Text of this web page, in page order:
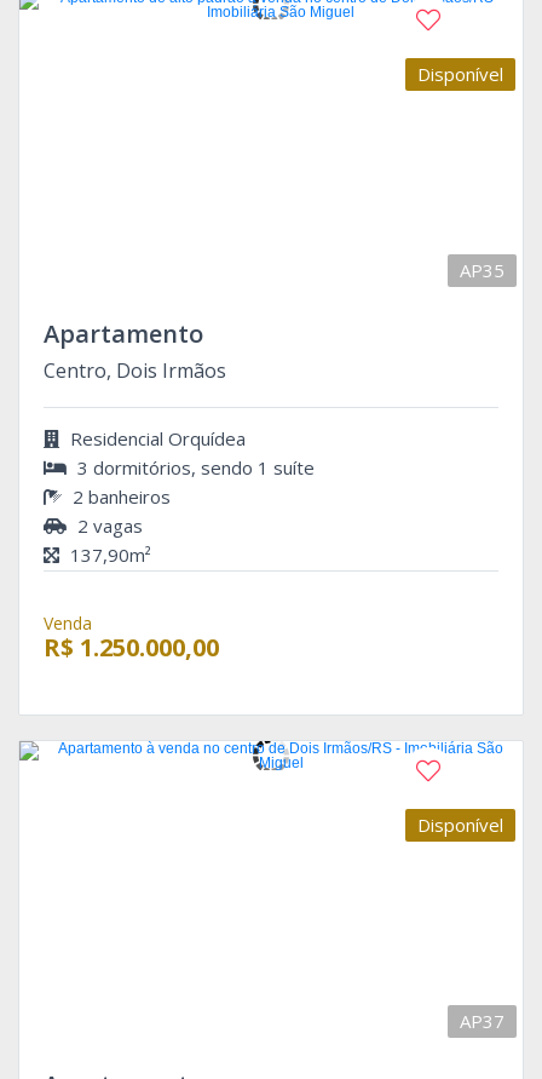
Disponível
AP35
Apartamento
Centro, Dois Irmãos
Residencial Orquídea
3 dormitórios, sendo 1 suíte
2 banheiros
2 vagas
137,90m²
Venda
R$ 1.250.000,00
Disponível
AP37